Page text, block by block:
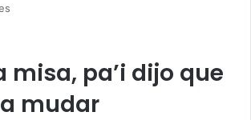
misa, pa’i dijo que
mudar